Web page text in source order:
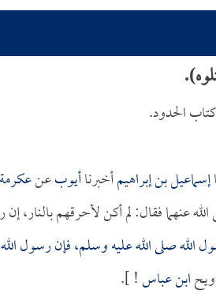
الحدود.
إسماعيل بن إبراهيمأخبرناأيوبعنعكرمة
عنهما فقال: لم أكن لأحرقهم بالنار،
الله صلى الله عليه وسلم، فإن رسول
ابن عباس! ].